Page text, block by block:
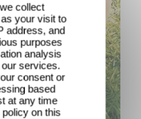
collect
your visit to
address, and
purposes
analysis
services.
consent or
based
at any time
on this